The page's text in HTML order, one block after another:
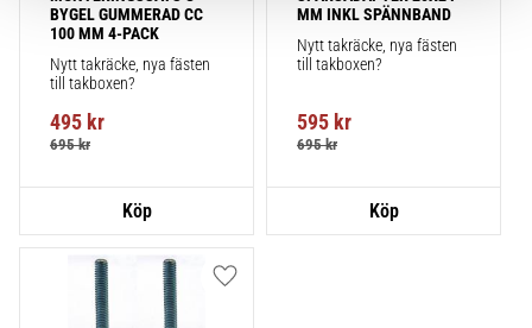
BYGEL GUMMERAD CC
100 MM 4-PACK
Nytt takräcke, nya fästen
till takboxen?
495 kr
695kr
MM INKL SPÄNNBAND
Nytt takräcke, nya fästen
till takboxen?
595 kr
695kr
Lägg till i favoriter